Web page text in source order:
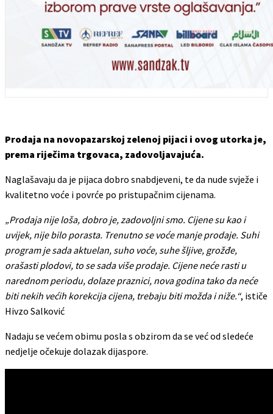
Prodaja na novopazarskoj zelenoj pijaci i ovog utorka je,
prema riječima trgovaca, zadovoljavajuća.
Naglašavaju da je pijaca dobro snabdjeveni, te da nude svježe i
kvalitetno voće i povrće po pristupačnim cijenama.
„Prodaja nije loša, dobro je, zadovoljni smo. Cijene su kao i
uvijek, nije bilo porasta. Trenutno se voće manje prodaje. Suhi
program je sada aktuelan, suho voće, suhe šljive, grožđe,
orašasti plodovi, to se sada više prodaje. Cijene neće rasti u
narednom periodu, dolaze praznici, nova godina tako da neće
biti nekih većih korekcija cijena, trebaju biti možda i niže.“, ističe
Hivzo Salković
Nadaju se većem obimu posla s obzirom da se već od sledeće
nedjelje očekuje dolazak dijaspore.